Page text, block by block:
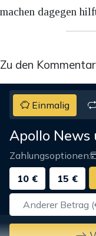
machen dagegen
Zu den
Einmalig
Apollo
Zahlungsoptionen:
10 €
15 €